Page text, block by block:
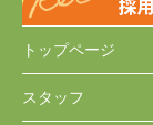
トップページ
スタッフ